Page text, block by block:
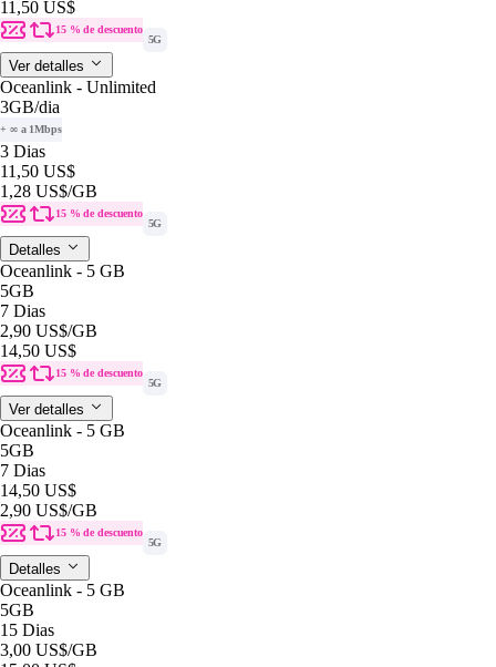
11,50 US$
15 % de descuento
5G
Ver detalles
Oceanlink - Unlimited
3GB/dia
+ ∞ a 1Mbps
3 Dias
11,50 US$
1,28 US$/GB
15 % de descuento
5G
Detalles
Oceanlink - 5 GB
5GB
7 Dias
2,90 US$/GB
14,50 US$
15 % de descuento
5G
Ver detalles
Oceanlink - 5 GB
5GB
7 Dias
14,50 US$
2,90 US$/GB
15 % de descuento
5G
Detalles
Oceanlink - 5 GB
5GB
15 Dias
3,00 US$/GB